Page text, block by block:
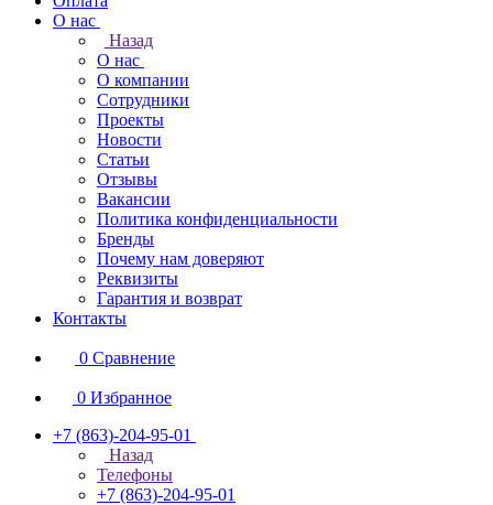
О нас
Назад
О нас
О компании
Сотрудники
Проекты
Новости
Статьи
Отзывы
Вакансии
Политика конфиденциальности
Бренды
Почему нам доверяют
Реквизиты
Гарантия и возврат
Контакты
0 Сравнение
0 Избранное
+7 (863)-204-95-01
Назад
Телефоны
+7 (863)-204-95-01